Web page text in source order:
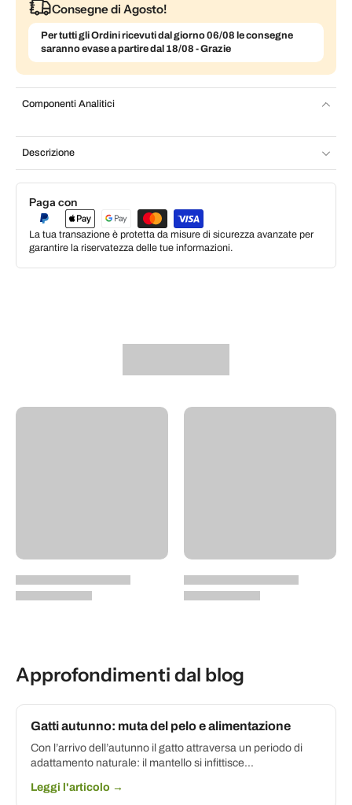
Consegne di Agosto!
Per tutti gli Ordini ricevuti dal giorno 06/08 le consegne
saranno evase a partire dal 18/08 - Grazie
Componenti Analitici
Descrizione
Paga con
La tua transazione è protetta da misure di sicurezza avanzate per
garantire la riservatezza delle tue informazioni.
Approfondimenti dal blog
Gatti autunno: muta del pelo e alimentazione
Con l’arrivo dell’autunno il gatto attraversa un periodo di
adattamento naturale: il mantello si infittisce...
Leggi l'articolo →